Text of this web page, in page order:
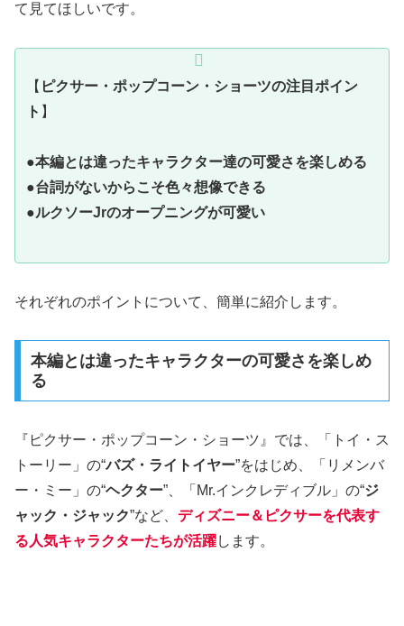
て見てほしいです。
【 ピクサー・ポップコーン・ショーツの注目ポイン
ト 】
●本編とは違ったキャラクター達の可愛さを楽しめる
●台詞がないからこそ色々想像できる
●ルクソーJrのオープニングが可愛い
それぞれのポイントについて、簡単に紹介します。
本編とは違ったキャラクターの可愛さを楽しめ
る
『ピクサー・ポップコーン・ショーツ』では、「トイ・ス
トーリー」の“バズ・ライトイヤー”をはじめ、「リメンバ
ー・ミー」の“ヘクター”、「Mr.インクレディブル」の“ジ
ャック・ジャック”など、 ディズニー＆ピクサーを代表す
る人気キャラクターたちが活躍します。